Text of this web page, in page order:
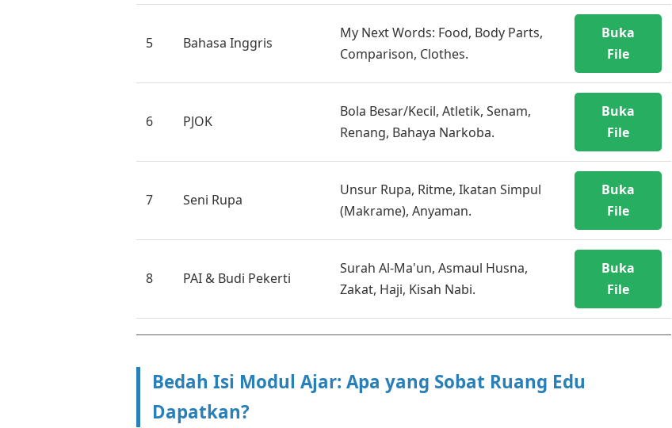
5 Bahasa Inggris
My Next Words: Food, Body Parts,
Comparison, Clothes.
Buka
File
6 PJOK
Bola Besar/Kecil, Atletik, Senam,
Renang, Bahaya Narkoba.
Buka
File
7 Seni Rupa
Unsur Rupa, Ritme, Ikatan Simpul
(Makrame), Anyaman.
Buka
File
8 PAI & Budi Pekerti
Surah Al-Ma'un, Asmaul Husna,
Zakat, Haji, Kisah Nabi.
Buka
File
Bedah Isi Modul Ajar: Apa yang Sobat Ruang Edu
Dapatkan?